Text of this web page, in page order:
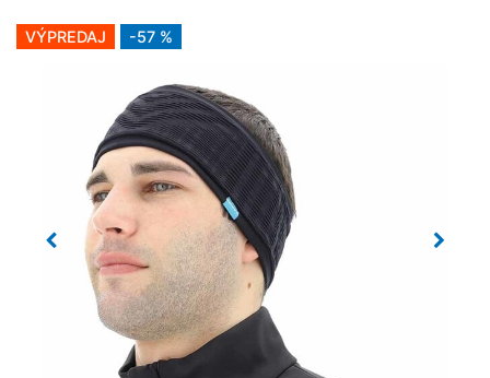
VÝPREDAJ -57 %
Previous Next